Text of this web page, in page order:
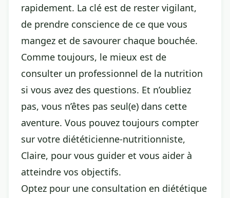
rapidement. La clé est de rester vigilant,
de prendre conscience de ce que vous
mangez et de savourer chaque bouchée.
Comme toujours, le mieux est de
consulter un professionnel de la nutrition
si vous avez des questions. Et n’oubliez
pas, vous n’êtes pas seul(e) dans cette
aventure. Vous pouvez toujours compter
sur votre diététicienne-nutritionniste,
Claire, pour vous guider et vous aider à
atteindre vos objectifs.
Optez pour une consultation en diététique